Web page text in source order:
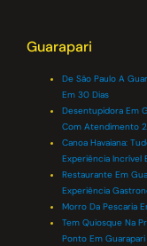
Guarapari
De São Paulo A
Em 30 Dias
Desentupidora Em
Com Atendimento
Canoa Havaiana:
Experiência Incrível
Restaurante Em
Experiência
Morro Da Pescaria
Tem Quiosque Na
Ponto Em Guarapari